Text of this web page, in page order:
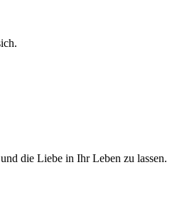
die Liebe in Ihr Leben zu lassen.